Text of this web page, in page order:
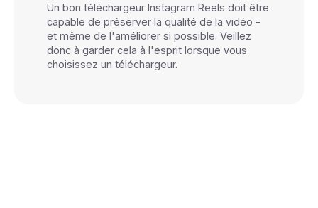
Un bon téléchargeur Instagram Reels doit être
capable de préserver la qualité de la vidéo -
et même de l'améliorer si possible. Veillez
donc à garder cela à l'esprit lorsque vous
choisissez un téléchargeur.